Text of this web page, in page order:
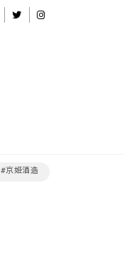
#京姫酒造